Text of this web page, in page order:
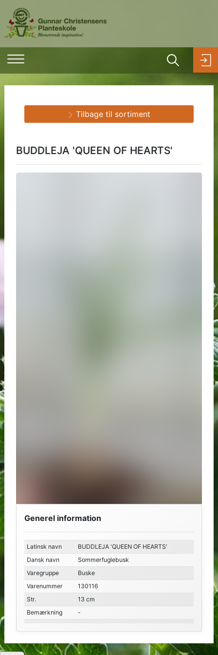
BUDDLEJA 'QUEEN OF HEARTS'
Generel information
Latinsk navn
BUDDLEJA 'QUEEN OF HEARTS'
Dansk navn
Sommerfuglebusk
Varegruppe
Buske
Varenummer
130116
Str.
13 cm
Bemærkning
-
Tilbage til sortiment